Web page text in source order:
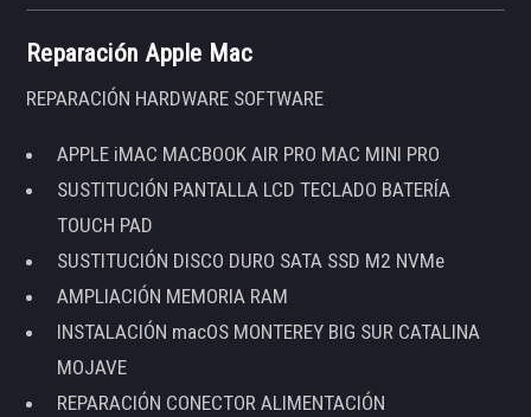
Reparación Apple Mac
REPARACIÓN HARDWARE SOFTWARE
APPLE iMAC MACBOOK AIR PRO MAC MINI PRO
SUSTITUCIÓN PANTALLA LCD TECLADO BATERÍA
TOUCH PAD
SUSTITUCIÓN DISCO DURO SATA SSD M2 NVMe
AMPLIACIÓN MEMORIA RAM
INSTALACIÓN macOS MONTEREY BIG SUR CATALINA
MOJAVE
REPARACIÓN CONECTOR ALIMENTACIÓN